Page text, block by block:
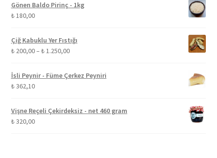
Gönen Baldo Pirinç - 1kg
₺180,00
Çiğ Kabuklu Yer Fıstığı
₺200,00– ₺1.250,00Fiyat
₺ 200,00
İsli Peynir - Füme Çerkez Peyniri
₺362,10
Vişne Reçeli Çekirdeksiz - net 460 gram
₺320,00